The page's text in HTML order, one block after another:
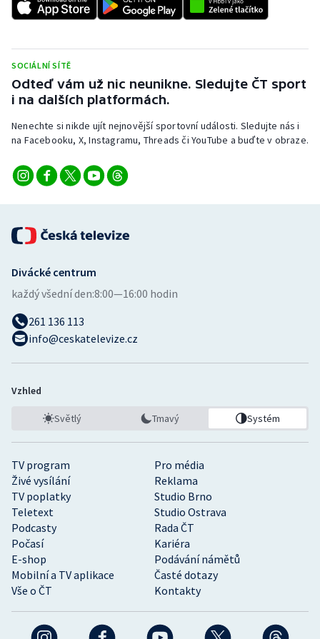
Stolní tenis
Veslování
Volejbal
Ostatní
SOCIÁLNÍ SÍTĚ
Odteď vám už nic neunikne. Sledujte ČT sport
i na dalších platformách.
Nenechte si nikde ujít nejnovější sportovní události. Sledujte nás i
na Facebooku, X, Instagramu, Threads či YouTube a buďte v obraze.
TV program
Pro média
Živé vysílání
Reklama
TV poplatky
Studio Brno
Teletext
Studio Ostrava
Podcasty
Rada ČT
Počasí
Kariéra
E-shop
Podávání námětů
Mobilní a TV aplikace
Časté dotazy
Vše o ČT
Kontakty
Divácké centrum
každý všední den:8:00—16:00 hodin
261 136 113
info@ceskatelevize.cz
Vzhled
Světlý Tmavý Systém